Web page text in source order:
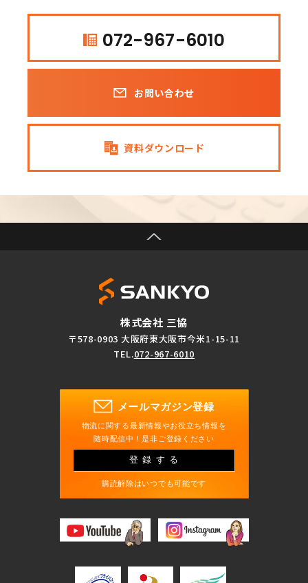
072-967-6010
お問い合わせ
資料ダウンロード
株式会社 三協
〒578-0903 大阪府東大阪市今米1-15-11
TEL.072-967-6010
メールマガジン登録
物流に関する最新情報やお役立ち情報を
随時配信中！是非ご登録ください
登録する
購読解除はいつでも可能です